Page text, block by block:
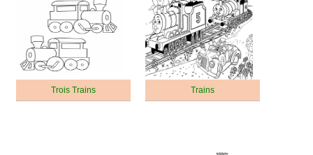
Trois Trains Trains